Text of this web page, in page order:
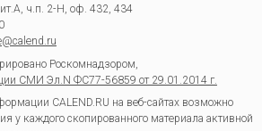
ч.п. 2-Н, оф. 432, 434
Роскомнадзором,
СМИ Эл.N ФС77-56859 от 29.01.2014 г.
CALEND.RU на веб-сайтах возможно
у каждого скопированного материала активной